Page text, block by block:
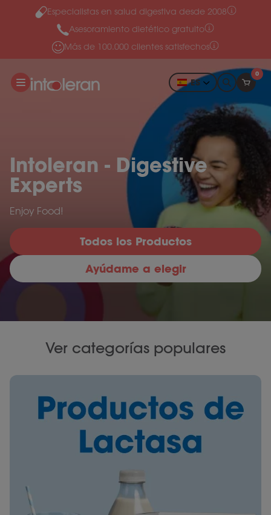
Ir al contenido
Especialistas en salud digestiva desde 2008
Asesoramiento dietético gratuito
Más de 100.000 clientes satisfechos
ES
0
Intoleran - Digestive
Experts
Enjoy Food!
Todos los Productos
Ayúdame a elegir
Ver categorías populares